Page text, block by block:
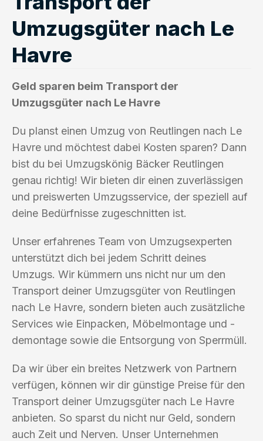
Umzugsgüter nach Le
Havre
Geld sparen beim Transport der
Umzugsgüter nach Le Havre
Du planst einen Umzug von Reutlingen nach Le
Havre und möchtest dabei Kosten sparen? Dann
bist du bei Umzugskönig Bäcker Reutlingen
genau richtig! Wir bieten dir einen zuverlässigen
und preiswerten Umzugsservice, der speziell auf
deine Bedürfnisse zugeschnitten ist.
Unser erfahrenes Team von Umzugsexperten
unterstützt dich bei jedem Schritt deines
Umzugs. Wir kümmern uns nicht nur um den
Transport deiner Umzugsgüter von Reutlingen
nach Le Havre, sondern bieten auch zusätzliche
Services wie Einpacken, Möbelmontage und -
demontage sowie die Entsorgung von Sperrmüll.
Da wir über ein breites Netzwerk von Partnern
verfügen, können wir dir günstige Preise für den
Transport deiner Umzugsgüter nach Le Havre
anbieten. So sparst du nicht nur Geld, sondern
auch Zeit und Nerven. Unser Unternehmen